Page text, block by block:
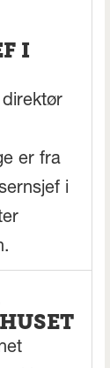
I
er fra
i